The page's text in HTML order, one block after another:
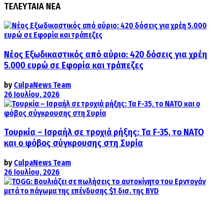
ΤΕΛΕΥΤΑΙΑ ΝΕΑ
Νέος Εξωδικαστικός από αύριο: 420 δόσεις για χρέη
5.000 ευρώ σε Εφορία και τράπεζες
by CulpaNews Team
26 Ιουλίου, 2026
Τουρκία – Ισραήλ σε τροχιά ρήξης: Τα F-35, το ΝΑΤΟ
και ο φόβος σύγκρουσης στη Συρία
by CulpaNews Team
26 Ιουλίου, 2026